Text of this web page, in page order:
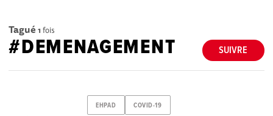
Tagué 1 fois
SUIVRE
#DEMENAGEMENT
EHPAD COVID-19